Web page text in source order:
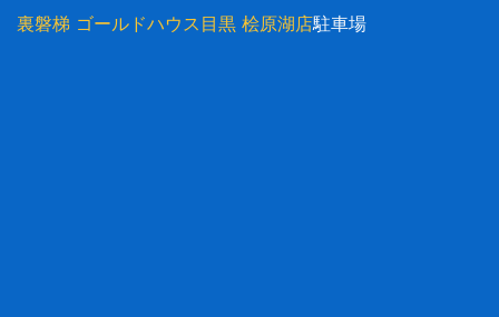
裏磐梯 ゴールドハウス目黒 桧原湖店駐車場